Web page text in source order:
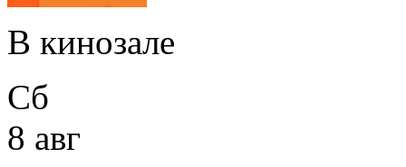
В кинозале
Сб
8 авг